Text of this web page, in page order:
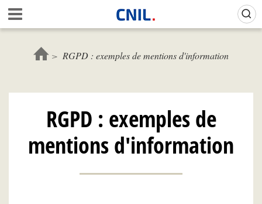
Aller
au
contenu
c
l
C
N
I
L
RGPD : exemples de mentions d'information
RGPD : exemples de
mentions d'information
Gestion de vos préférences sur les cookies (témoins de connexion)